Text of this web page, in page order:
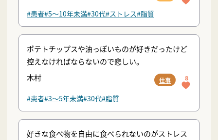
#患者#5〜10年未満#30代#ストレス#脂質
ポテトチップスや油っぽいものが好きだったけど
控えなければならないので悲しい。
木村
仕事 8
#患者#3〜5年未満#30代#脂質
好きな食べ物を自由に食べられないのがストレス